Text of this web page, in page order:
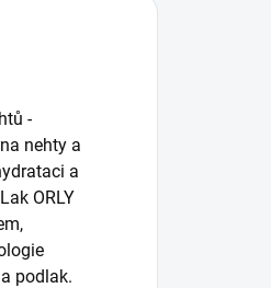
-
nehty a
a
ORLY
podlak.